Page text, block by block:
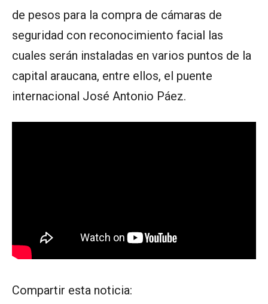
de pesos para la compra de cámaras de
seguridad con reconocimiento facial las
cuales serán instaladas en varios puntos de la
capital araucana, entre ellos, el puente
internacional José Antonio Páez.
Compartir esta noticia: